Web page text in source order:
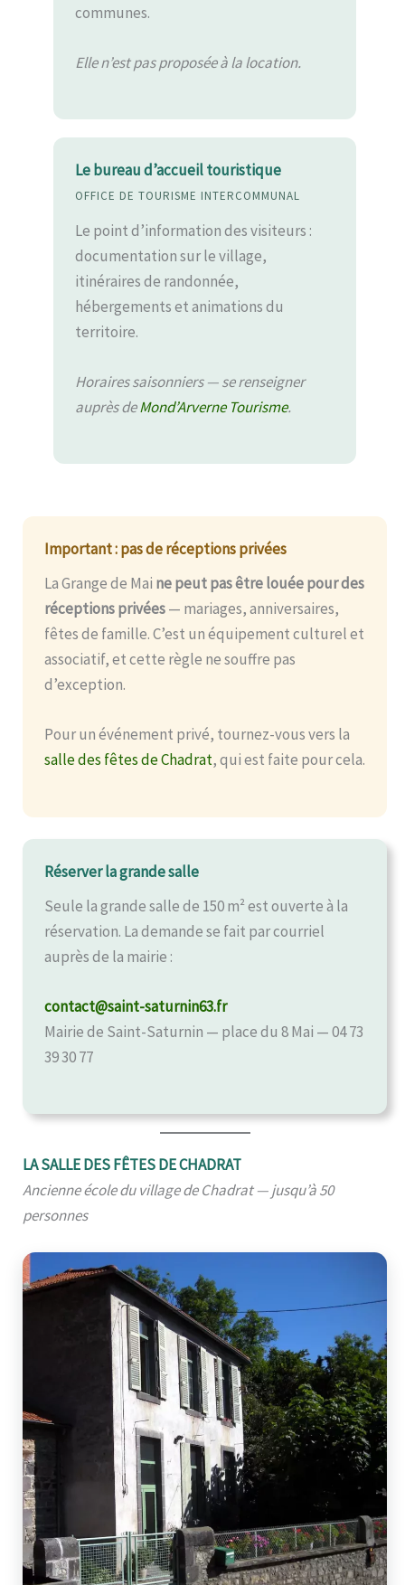
communes.
Elle n’est pas proposée à la location.
Le bureau d’accueil touristique
OFFICE DE TOURISME INTERCOMMUNAL
Le point d’information des visiteurs :
documentation sur le village,
itinéraires de randonnée,
hébergements et animations du
territoire.
Horaires saisonniers — se renseigner
auprès deMond’Arverne Tourisme.
Important : pas de réceptions privées
La Grange de Mai ne peut pas être louée pour des
réceptions privées— mariages, anniversaires,
fêtes de famille. C’est un équipement culturel et
associatif, et cette règle ne souffre pas
d’exception.
Pour un événement privé, tournez-vous vers la
salle des fêtes de Chadrat, qui est faite pour cela.
Réserver la grande salle
Seule la grande salle de 150 m² est ouverte à la
réservation. La demande se fait par courriel
auprès de la mairie :
contact@saint-saturnin63.fr
Mairie de Saint-Saturnin — place du 8 Mai — 04 73
39 30 77
LA SALLE DES FÊTES DE CHADRAT
Ancienne école du village de Chadrat — jusqu’à 50
personnes